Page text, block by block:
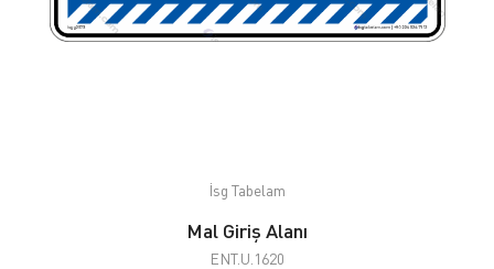
İsg Tabelam
Mal Giriş Alanı
ENT.U.1620